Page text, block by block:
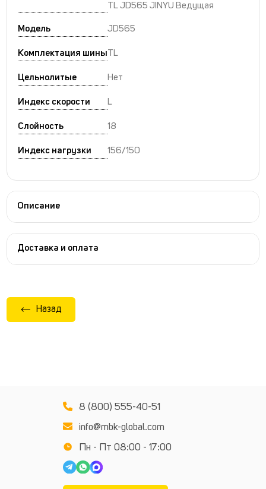
TL JD565 JINYU Ведущая
Модель JD565
Комплектация шины TL
Цельнолитые Нет
Индекс скорости L
Слойность 18
Индекс нагрузки 156/150
Описание
Доставка и оплата
Назад
8 (800) 555-40-51
info@mbk-global.com
Пн - Пт 08:00 - 17:00